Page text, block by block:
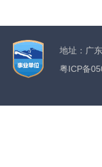
地址：广
粤ICP备